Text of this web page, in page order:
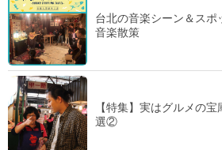
台北の音楽シーン＆ス
音楽散策
【特集】実はグルメの
選②